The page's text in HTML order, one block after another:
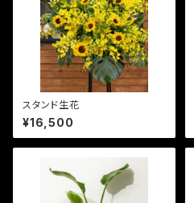
スタンド生花
¥16,500